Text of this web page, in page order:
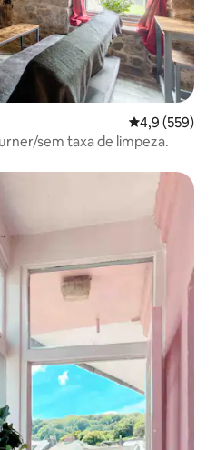
4,9 de uma
4,9 (559)
sem taxa de limpeza.